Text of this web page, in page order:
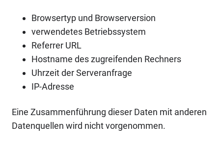
Browsertyp und Browserversion
verwendetes Betriebssystem
Referrer URL
Hostname des zugreifenden Rechners
Uhrzeit der Serveranfrage
IP-Adresse
Eine Zusammenführung dieser Daten mit anderen
Datenquellen wird nicht vorgenommen.